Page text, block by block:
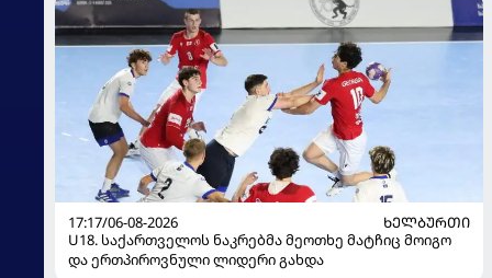
17:17/06-08-2026
ᲮᲔᲚᲑᲣᲠᲗᲘ
U18. საქართველოს ნაკრებმა მეოთხე მატჩიც მოიგო
და ერთპიროვნული ლიდერი გახდა